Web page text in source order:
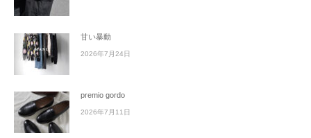
甘い暴動
2026年7月24日
premio gordo
2026年7月11日